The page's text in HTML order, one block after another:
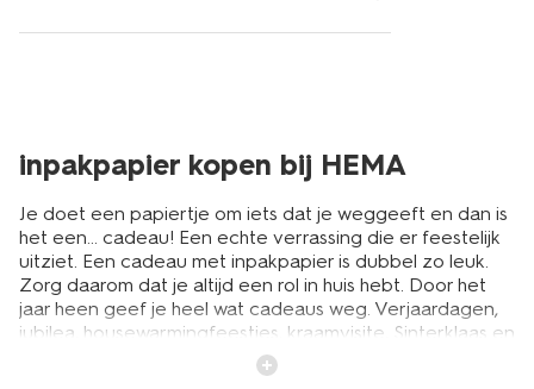
inpakpapier kopen bij HEMA
Je doet een papiertje om iets dat je weggeeft en dan is
het een… cadeau! Een echte verrassing die er feestelijk
uitziet. Een cadeau met inpakpapier is dubbel zo leuk.
Zorg daarom dat je altijd een rol in huis hebt. Door het
jaar heen geef je heel wat cadeaus weg. Verjaardagen,
jubilea, housewarmingfeestjes, kraamvisite, Sinterklaas en
Kerst of gewoon zomaar. Geven is leuker dan krijgen,
zeker als het cadeau is ingepakt in mooi inpakpapier met